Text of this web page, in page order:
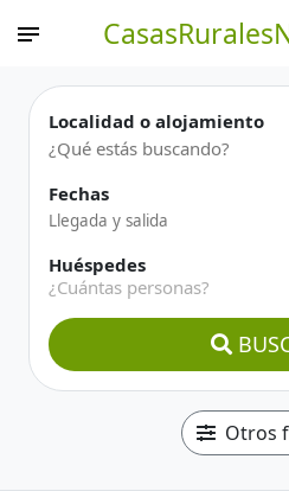
Localidad o alojamiento
Fechas
Huéspedes
¿Cuántas personas?
Otros